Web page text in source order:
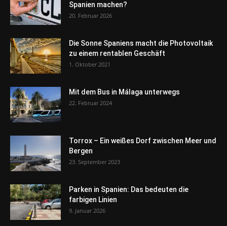
Spanien machen?
20. Februar 2026
Die Sonne Spaniens macht die Photovoltaik
zu einem rentablen Geschäft
1. Oktober 2021
Mit dem Bus in Málaga unterwegs
22. Februar 2024
Torrox – Ein weißes Dorf zwischen Meer und
Bergen
23. September 2023
Parken in Spanien: Das bedeuten die
farbigen Linien
9. Januar 2026